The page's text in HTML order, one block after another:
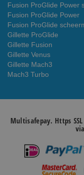
Fusion ProGlide Power
Fusion ProGlide Power
Fusion ProGlide
Gillette ProGlide
Gillette Fusion
Gillette Venus
Gillette Mach3
Mach3 Turbo
Multisafepay. Https